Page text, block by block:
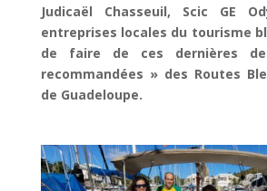
Judicaël Chasseuil, Scic GE
entreprises locales du tourisme
de faire de ces dernières
recommandées » des Routes
de Guadeloupe.